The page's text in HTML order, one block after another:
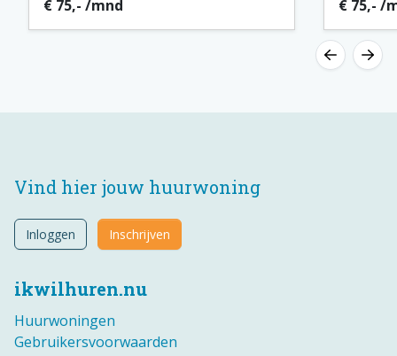
€ 75,- /mnd € 75,- /
ikwilhuren.nu
Huurwoningen
Gebruikersvoorwaarden
Vind hier jouw huurwoning
Inloggen Inschrijven